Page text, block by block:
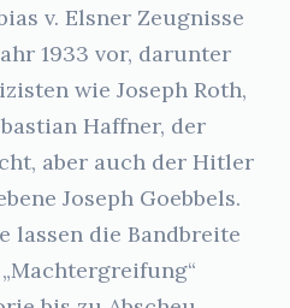
v. Elsner Zeugnisse
1933 vor, darunter
wie Joseph Roth,
Haffner, der
aber auch der Hitler
Joseph Goebbels.
lassen die Bandbreite